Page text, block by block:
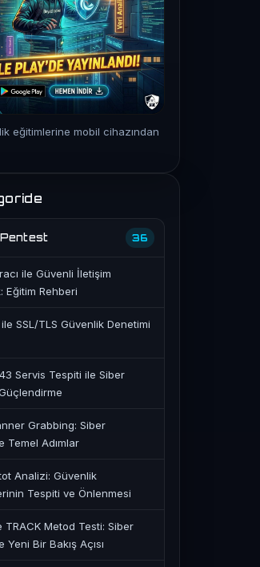
eğitimlerine mobil cihazından
36
ile Güvenli İletişim
Eğitim Rehberi
SSL/TLS Güvenlik Denetimi
Servis Tespiti ile Siber
Grabbing: Siber
Temel Adımlar
Analizi: Güvenlik
Tespiti ve Önlenmesi
TRACK Metod Testi: Siber
Yeni Bir Bakış Açısı